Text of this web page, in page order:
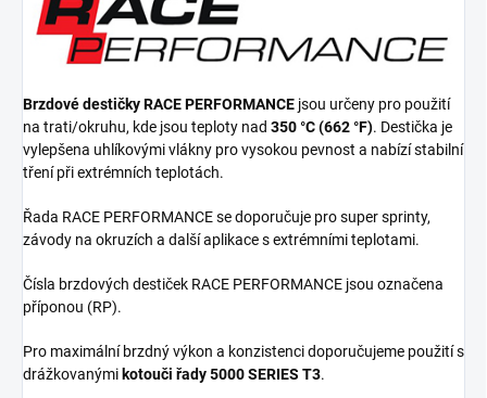
Brzdové destičky RACE PERFORMANCE jsou určeny pro použití
na trati/okruhu, kde jsou teploty nad 350 °C (662 °F). Destička je
vylepšena uhlíkovými vlákny pro vysokou pevnost a nabízí stabilní
tření při extrémních teplotách.
Řada RACE PERFORMANCE se doporučuje pro super sprinty,
závody na okruzích a další aplikace s extrémními teplotami.
Čísla brzdových destiček RACE PERFORMANCE jsou označena
příponou (RP).
Pro maximální brzdný výkon a konzistenci doporučujeme použití s
drážkovanými kotouči řady 5000 SERIES T3.